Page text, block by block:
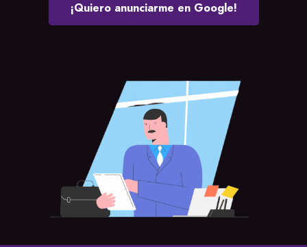
¡Quiero anunciarme en Google!